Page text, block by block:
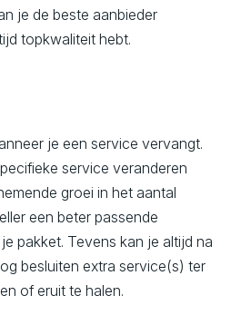
je de beste aanbieder
topkwaliteit hebt.
je een service vervangt.
service veranderen
groei in het aantal
een beter passende
pakket. Tevens kan je altijd na
besluiten extra service(s) ter
of eruit te halen.